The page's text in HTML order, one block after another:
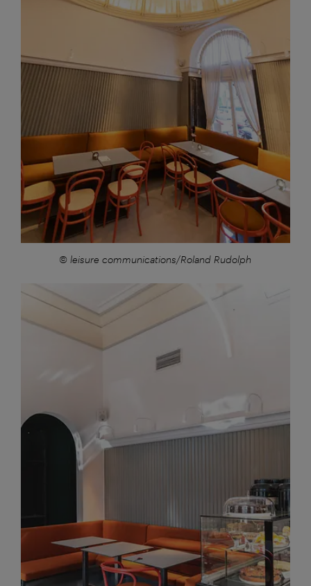
© leisure communications/Roland Rudolph
Großansicht: